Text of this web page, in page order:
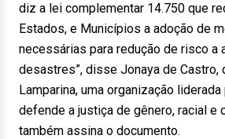
diz a lei complementar 14.750 que
Estados, e Municípios a adoção de
necessárias para redução de risco a
desastres”, disse Jonaya de
Lamparina, uma organização
defende a justiça de gênero, racial e
também assina o documento.